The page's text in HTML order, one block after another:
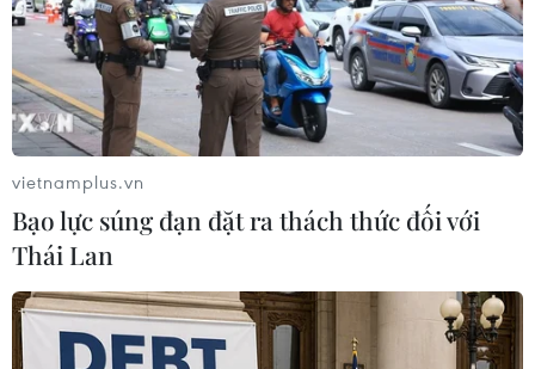
Sáng 17/7, tại Hà Nội, Bộ Công an tổ chức lễ
khánh thành tượng đài “Công an nhân dân vì
dân phục vụ” nhân kỷ niệm 60 năm Ngày
truyền thống lực lượng Cảnh sát nhân dân
(20/7/1962-20/7/2022).
Các Ủy viên Bộ Chính trị: Đại tướng Tô Lâm, Bộ
Nội Đinh Tiến Dũng; lãnh đạo các ban, bộ,
ngành, đoàn thể Trung ương, địa phương, nhóm
vietnamplus.vn
Bạo lực súng đạn đặt ra thách thức đối với
Thái Lan